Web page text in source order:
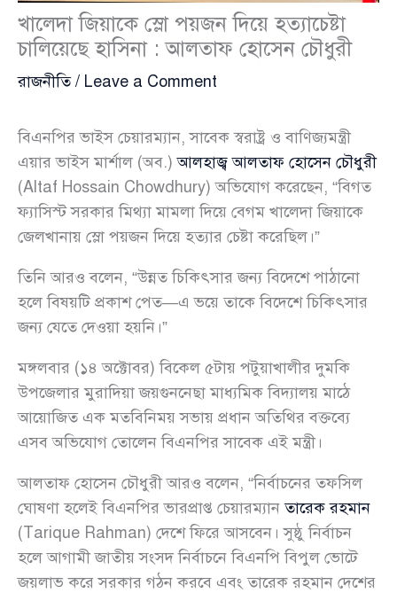
খালেদা জিয়াকে স্লো পয়জন দিয়ে হত্যাচেষ্টা
চালিয়েছে হাসিনা : আলতাফ হোসেন চৌধুরী
রাজনীতি/ Leave a Comment
বিএনপির ভাইস চেয়ারম্যান, সাবেক স্বরাষ্ট্র ও বাণিজ্যমন্ত্রী
এয়ার ভাইস মার্শাল (অব.)আলহাজ্ব আলতাফ হোসেন চৌধুরী
(Altaf Hossain Chowdhury) অভিযোগ করেছেন, “বিগত
ফ্যাসিস্ট সরকার মিথ্যা মামলা দিয়ে বেগম খালেদা জিয়াকে
জেলখানায় স্লো পয়জন দিয়ে হত্যার চেষ্টা করেছিল।”
তিনি আরও বলেন, “উন্নত চিকিৎসার জন্য বিদেশে পাঠানো
হলে বিষয়টি প্রকাশ পেত—এ ভয়ে তাকে বিদেশে চিকিৎসার
জন্য যেতে দেওয়া হয়নি।”
মঙ্গলবার (১৪ অক্টোবর) বিকেল ৫টায় পটুয়াখালীর দুমকি
উপজেলার মুরাদিয়া জয়গুননেছা মাধ্যমিক বিদ্যালয় মাঠে
আয়োজিত এক মতবিনিময় সভায় প্রধান অতিথির বক্তব্যে
এসব অভিযোগ তোলেন বিএনপির সাবেক এই মন্ত্রী।
আলতাফ হোসেন চৌধুরী আরও বলেন, “নির্বাচনের তফসিল
ঘোষণা হলেই বিএনপির ভারপ্রাপ্ত চেয়ারম্যানতারেক রহমান
(Tarique Rahman) দেশে ফিরে আসবেন। সুষ্ঠু নির্বাচন
হলে আগামী জাতীয় সংসদ নির্বাচনে বিএনপি বিপুল ভোটে
জয়লাভ করে সরকার গঠন করবে এবং তারেক রহমান দেশের